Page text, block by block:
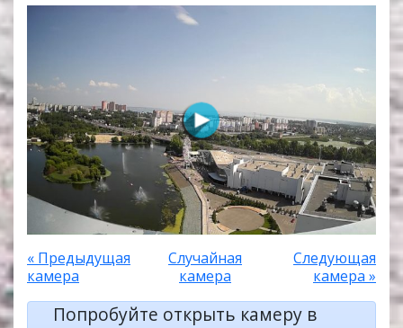
« Предыдущая
камера
Случайная
камера
Следующая
камера »
Попробуйте открыть камеру в